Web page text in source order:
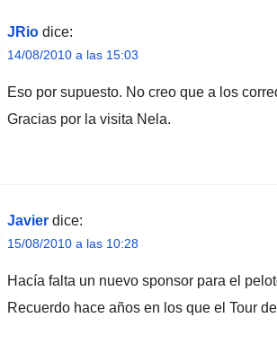
JRio dice:
14/08/2010 a las 15:03
Eso por supuesto. No creo que a los
Gracias por la visita Nela.
Javier dice:
15/08/2010 a las 10:28
Hacía falta un nuevo sponsor para el
Recuerdo hace años en los que el Tour